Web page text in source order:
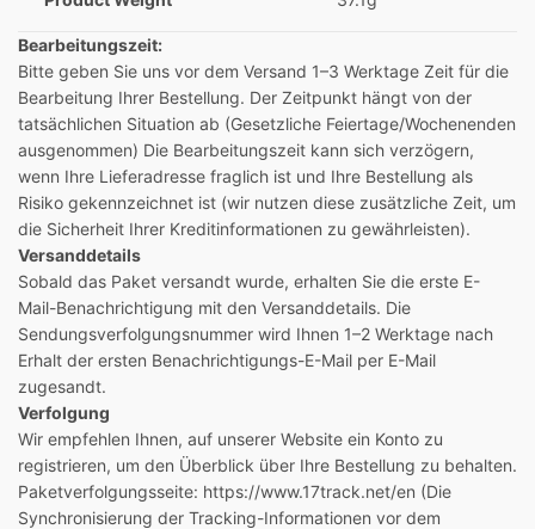
Bearbeitungszeit:
Bitte geben Sie uns vor dem Versand 1–3 Werktage Zeit für die
Bearbeitung Ihrer Bestellung. Der Zeitpunkt hängt von der
tatsächlichen Situation ab (Gesetzliche Feiertage/Wochenenden
ausgenommen) Die Bearbeitungszeit kann sich verzögern,
wenn Ihre Lieferadresse fraglich ist und Ihre Bestellung als
Risiko gekennzeichnet ist (wir nutzen diese zusätzliche Zeit, um
die Sicherheit Ihrer Kreditinformationen zu gewährleisten).
Versanddetails
Sobald das Paket versandt wurde, erhalten Sie die erste E-
Mail-Benachrichtigung mit den Versanddetails. Die
Sendungsverfolgungsnummer wird Ihnen 1–2 Werktage nach
Erhalt der ersten Benachrichtigungs-E-Mail per E-Mail
zugesandt.
Verfolgung
Wir empfehlen Ihnen, auf unserer Website ein Konto zu
registrieren, um den Überblick über Ihre Bestellung zu behalten.
Paketverfolgungsseite: https://www.17track.net/en (Die
Synchronisierung der Tracking-Informationen vor dem